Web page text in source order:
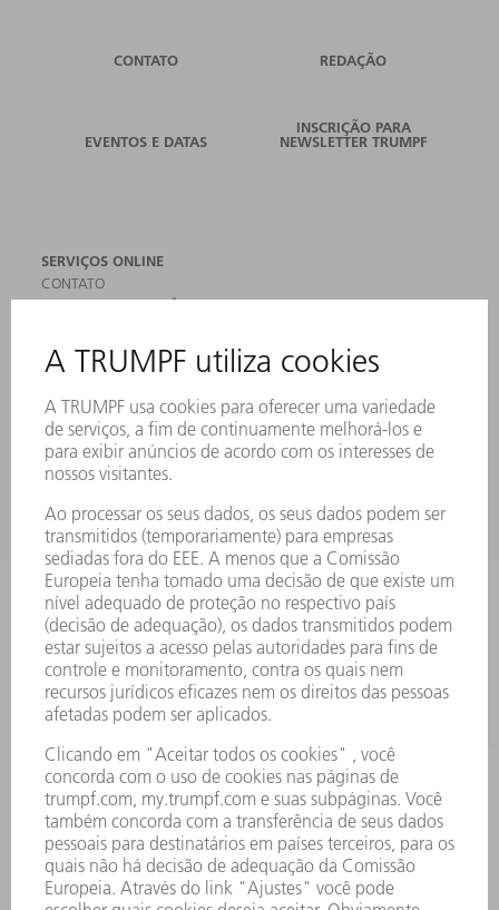
CONTATO REDAÇÃO
EVENTOS E DATAS
INSCRIÇÃO PARA
NEWSLETTER TRUMPF
SERVIÇOS ONLINE
CONTATO
LOCAIS DE OPERAÇÃO
ASSINATURA DA NEWSLETTER
MYTRUMPF
FICHAS DE DADOS DE SEGURANÇA
PRODUTOS
MÁQUINAS & SISTEMAS
LASER
ELETRÔNICA DE POTÊNCIA
FERRAMENTAS ELÉTRICAS
SMART FACTORY
SOFTWARE
SERVIÇOS
APLICAÇÕES
SETORES
EMPRESA
CARREIRA
OFERTAS DE EMPREGO
PERFIL DA EMPRESA
CONSELHO DE ADMINISTRAÇÃO
RELATÓRIO FINANCEIRO ANUAL
PRINCÍPIOS EMPRESARIAIS
COMPLIANCE
SISTEMA DE DENÚNCIAS
SEGURANÇA
COMUNICADOS À IMPRENSA
REVISTAS